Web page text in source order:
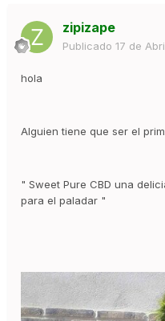
zipizape
Publicado 17 de
hola
Alguien tiene que ser el
" Sweet Pure CBD una
para el paladar "